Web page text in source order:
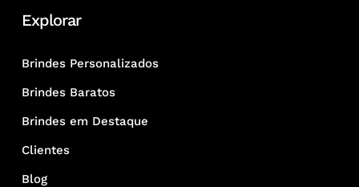
Explorar
Brindes Personalizados
Brindes Baratos
Brindes em Destaque
Clientes
Blog